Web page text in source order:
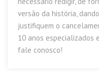
versão da história,
justifiquem o
10 anos especializados
fale conosco!